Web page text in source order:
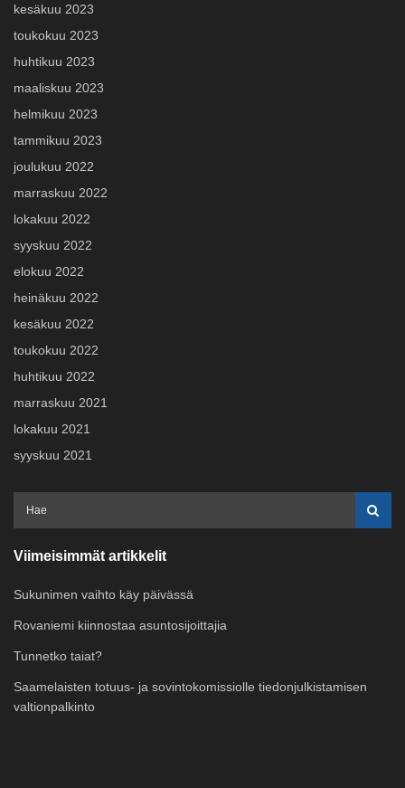
kesäkuu 2023
toukokuu 2023
huhtikuu 2023
maaliskuu 2023
helmikuu 2023
tammikuu 2023
joulukuu 2022
marraskuu 2022
lokakuu 2022
syyskuu 2022
elokuu 2022
heinäkuu 2022
kesäkuu 2022
toukokuu 2022
huhtikuu 2022
marraskuu 2021
lokakuu 2021
syyskuu 2021
Viimeisimmät artikkelit
Sukunimen vaihto käy päivässä
Rovaniemi kiinnostaa asuntosijoittajia
Tunnetko taiat?
Saamelaisten totuus- ja sovintokomissiolle tiedonjulkistamisen
valtionpalkinto